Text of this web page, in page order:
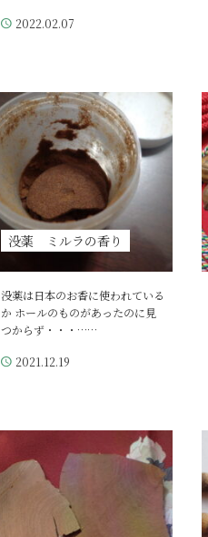
2022.02.07
没薬 ミルラの香り
没薬は日本のお香に使われている
か ホールのものがあったのに見
つからず・・・……
2021.12.19